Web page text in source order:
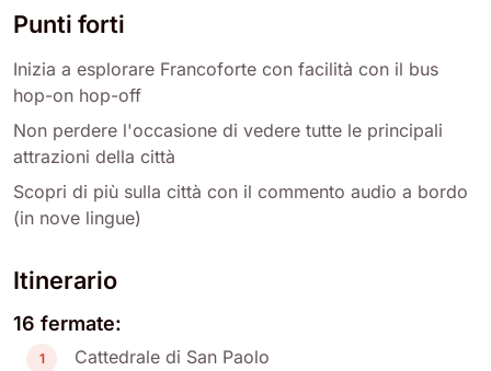
Punti forti
Inizia a esplorare Francoforte con facilità con il bus
hop-on hop-off
Non perdere l'occasione di vedere tutte le principali
attrazioni della città
Scopri di più sulla città con il commento audio a bordo
(in nove lingue)
Itinerario
16 fermate:
1 Cattedrale di San Paolo